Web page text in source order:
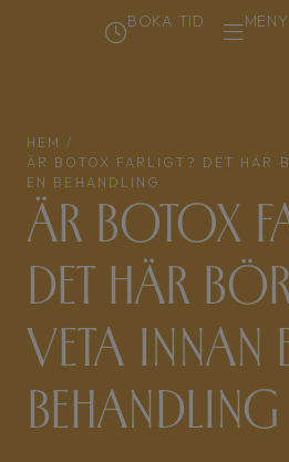
BOKA TID MENY
HEM /
ÄR BOTOX FARLIGT? DET HÄR
EN BEHANDLING
Är botox
Det här
veta innan
behandling